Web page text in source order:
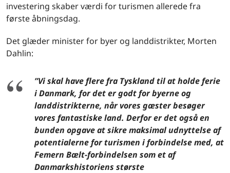
investering skaber værdi for turismen allerede fra
første åbningsdag.
Det glæder minister for byer og landdistrikter, Morten
Dahlin:
”Vi skal have flere fra Tyskland til at holde ferie
i Danmark, for det er godt for byerne og
landdistrikterne, når vores gæster besøger
vores fantastiske land. Derfor er det også en
bunden opgave at sikre maksimal udnyttelse af
potentialerne for turismen i forbindelse med, at
Femern Bælt-forbindelsen som et af
Danmarkshistoriens største